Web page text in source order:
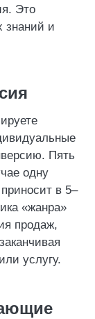
Это
знаний и
Пять
одну
в 5–
«жанра»
продаж,
услугу.